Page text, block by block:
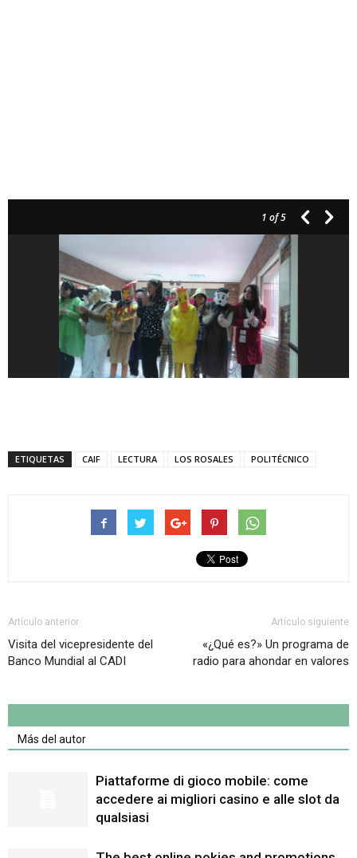
1 of 5
ETIQUETAS CAIF LECTURA LOS ROSALES POLITÉCNICO
Artículo anterior
Visita del vicepresidente del
Banco Mundial al CADI
Artículo siguiente
«¿Qué es?» Un programa de
radio para ahondar en valores
Más del autor
Piattaforme di gioco mobile: come
accedere ai migliori casino e alle slot da
qualsiasi